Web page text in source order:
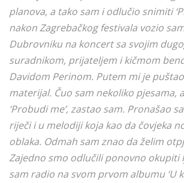
planova, a tako sam i odlučio snimiti
nakon Zagrebačkog festivala vozio
Dubrovniku na koncert sa svojim
suradnikom, prijateljem i kičmom
Davidom Perinom. Putem mi je
materijal. Čuo sam nekoliko pjesama,
‘Probudi me’, zastao sam. Pronašao
riječi i u melodiji koja kao da čovjeka
oblaka. Odmah sam znao da želim
Zajedno smo odlučili ponovno okupiti
sam radio na svom prvom albumu ‘U